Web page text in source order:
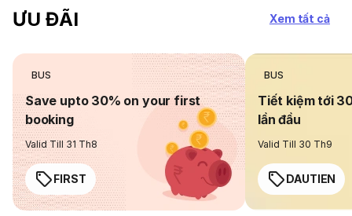
ƯU ĐÃI Xem tất cả
BUS
Save upto 30% on your first
booking
Valid Till 31 Th8
FIRST
BUS
Tiết kiệm tới
lần đầu
Valid Till 30 Th9
DAUTIEN